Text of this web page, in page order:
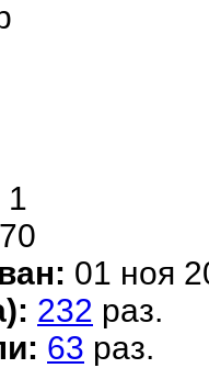
1
01 ноя
232 раз.
63 раз.